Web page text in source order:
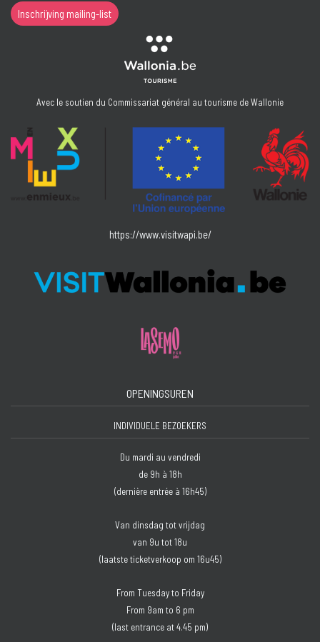
Inschrijving mailing-list
Avec le soutien du Commissariat général au tourisme de Wallonie
https://www.visitwapi.be/
OPENINGSUREN
INDIVIDUELE BEZOEKERS
Du mardi au vendredi
de 9h à 18h
(dernière entrée à 16h45)
Van dinsdag tot vrijdag
van 9u tot 18u
(laatste ticketverkoop om 16u45)
From Tuesday to Friday
From 9am to 6 pm
(last entrance at 4.45 pm)